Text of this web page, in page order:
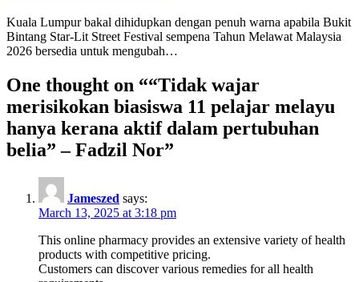
Kuala Lumpur bakal dihidupkan dengan penuh warna apabila Bukit
Bintang Star-Lit Street Festival sempena Tahun Melawat Malaysia
2026 bersedia untuk mengubah…
One thought on ““Tidak wajar
merisikokan biasiswa 11 pelajar melayu
hanya kerana aktif dalam pertubuhan
belia” – Fadzil Nor”
Jameszed says:
March 13, 2025 at 3:18 pm
This online pharmacy provides an extensive variety of health
products with competitive pricing.
Customers can discover various remedies for all health